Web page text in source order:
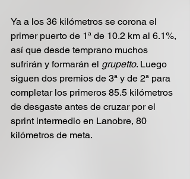
Ya a los 36 kilómetros se corona el
primer puerto de 1ª de 10.2 km al 6.1%,
así que desde temprano muchos
sufrirán y formarán el grupetto. Luego
siguen dos premios de 3ª y de 2ª para
completar los primeros 85.5 kilómetros
de desgaste antes de cruzar por el
sprint intermedio en Lanobre, 80
kilómetros de meta.